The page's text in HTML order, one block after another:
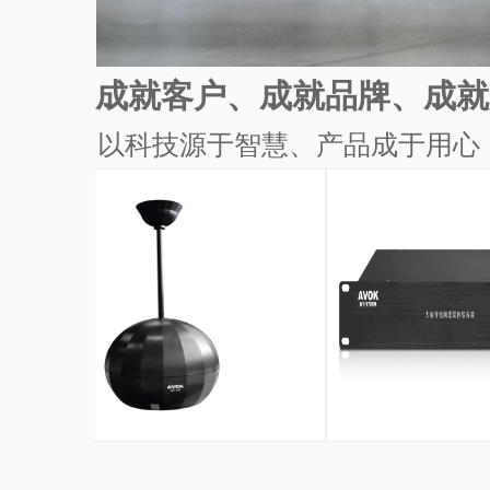
以科技源于智慧、产品成于用心
成就客户、成就品牌、成